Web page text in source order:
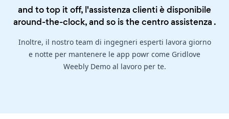
and to top it off, l'assistenza clienti è disponibile
around-the-clock, and so is thecentro assistenza .
Inoltre, il nostro team di ingegneri esperti lavora giorno
e notte per mantenere le app powr come Gridlove
Weebly Demo al lavoro per te.